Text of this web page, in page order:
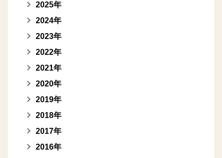
2025年
2024年
2023年
2022年
2021年
2020年
2019年
2018年
2017年
2016年